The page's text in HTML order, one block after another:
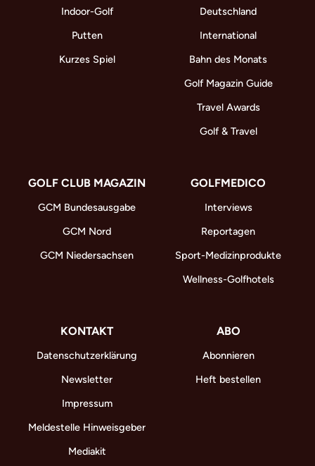
Indoor-Golf
Putten
Kurzes Spiel
Deutschland
International
Bahn des Monats
Golf Magazin Guide
Travel Awards
Golf & Travel
GOLF CLUB MAGAZIN
GCM Bundesausgabe
GCM Nord
GCM Niedersachsen
GOLFMEDICO
Interviews
Reportagen
Sport-Medizinprodukte
Wellness-Golfhotels
KONTAKT
Datenschutzerklärung
Newsletter
Impressum
Meldestelle Hinweisgeber
Mediakit
ABO
Abonnieren
Heft bestellen